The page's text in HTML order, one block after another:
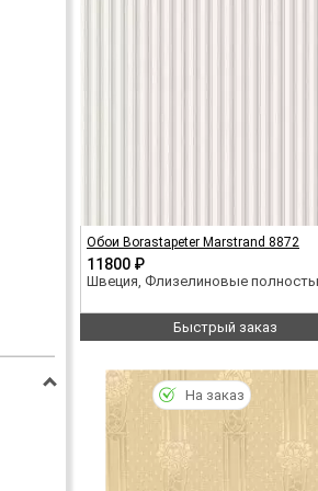
Обои Borastapeter Marstrand 8872
11800 ₽
Швеция, Флизелиновые
Быстрый заказ
На заказ